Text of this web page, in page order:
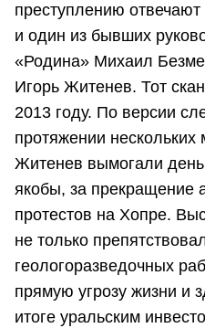
преступлению
и один из бывших
«Родина» Михаил
Игорь Житенев. Тот
2013 году. По версии
протяжении
Житенев вымогали
якобы, за прекращение
протестов на Хопре.
не только
геологоразведочных
прямую угрозу жизни и
итоге уральским